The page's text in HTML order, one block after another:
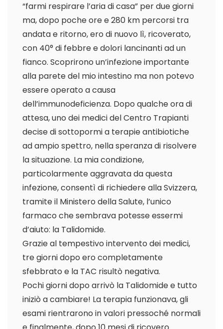
“farmi respirare l’aria di casa” per due giorni
ma, dopo poche ore e 280 km percorsi tra
andata e ritorno, ero di nuovo lì, ricoverato,
con 40° di febbre e dolori lancinanti ad un
fianco. Scoprirono un’infezione importante
alla parete del mio intestino ma non potevo
essere operato a causa
dell’immunodeficienza. Dopo qualche ora di
attesa, uno dei medici del Centro Trapianti
decise di sottopormi a terapie antibiotiche
ad ampio spettro, nella speranza di risolvere
la situazione. La mia condizione,
particolarmente aggravata da questa
infezione, consentì di richiedere alla Svizzera,
tramite il Ministero della Salute, l’unico
farmaco che sembrava potesse essermi
d’aiuto: la Talidomide.
Grazie al tempestivo intervento dei medici,
tre giorni dopo ero completamente
sfebbrato e la TAC risultò negativa.
Pochi giorni dopo arrivò la Talidomide e tutto
iniziò a cambiare! La terapia funzionava, gli
esami rientrarono in valori pressoché normali